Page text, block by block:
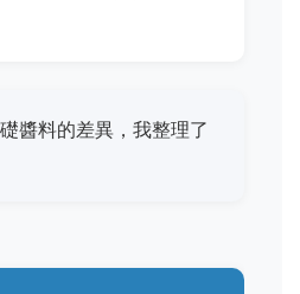
醬料的差異，我整理了